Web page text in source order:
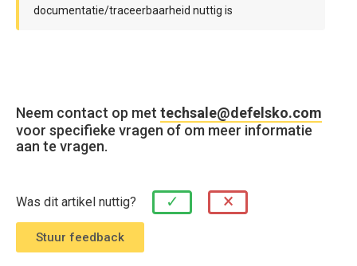
documentatie/traceerbaarheid nuttig is
Neem contact op met techsale@defelsko.com
voor specifieke vragen of om meer informatie
aan te vragen.
Was dit artikel nuttig? ✓ ×